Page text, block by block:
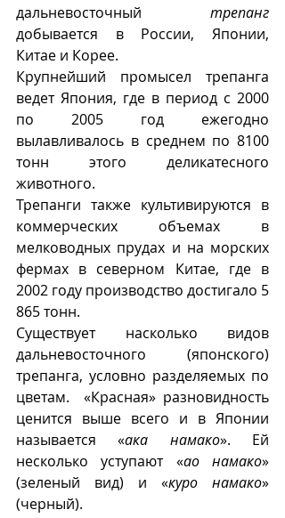
дальневосточный трепанг
добывается в России, Японии,
Китае и Корее.
Крупнейший промысел трепанга
ведет Япония, где в период с 2000
по 2005 год ежегодно
вылавливалось в среднем по 8100
тонн этого деликатесного
животного.
Трепанги также культивируются в
коммерческих объемах в
мелководных прудах и на морских
фермах в северном Китае, где в
2002 году производство достигало 5
865 тонн.
Существует насколько видов
дальневосточного (японского)
трепанга, условно разделяемых по
цветам.  «Красная» разновидность
ценится выше всего и в Японии
называется «ака намако». Ей
несколько уступают «ао намако»
(зеленый вид) и «куро намако»
(черный).